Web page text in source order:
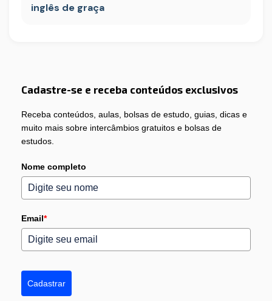
inglês de graça
Cadastre-se e receba conteúdos exclusivos
Receba conteúdos, aulas, bolsas de estudo, guias, dicas e
muito mais sobre intercâmbios gratuitos e bolsas de
estudos.
Nome completo
Email*
Cadastrar